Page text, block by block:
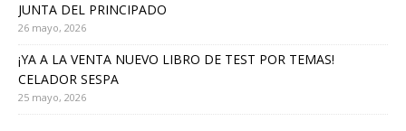
JUNTA DEL PRINCIPADO
26 mayo, 2026
¡YA A LA VENTA NUEVO LIBRO DE TEST POR TEMAS!
CELADOR SESPA
25 mayo, 2026